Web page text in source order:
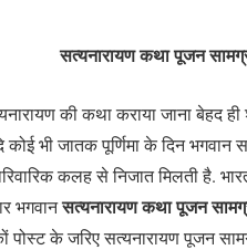
सत्यनारायण कथा पूजन
की कथा कराया जाना बेहद
कोई भी जातक पूर्णिमा के दिन
कलह से निजात मिलती है.
भगवानसत्यनारायण कथा पूजन
पोस्ट के जरिए सत्यनारायण पूजन